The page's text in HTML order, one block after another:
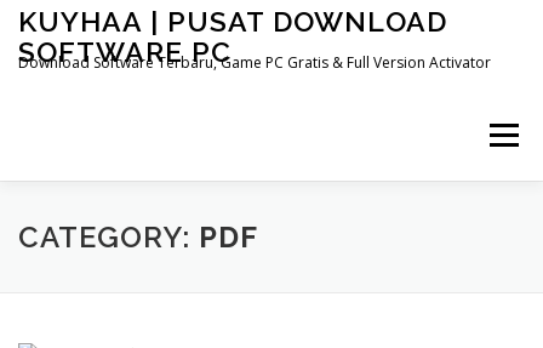
Skip
content
KUYHAA | PUSAT DOWNLOAD
SOFTWARE PC
Download Software Terbaru, Game PC Gratis & Full Version Activator
Menu
HOME CATEGORIES
CATEGORY: PDF